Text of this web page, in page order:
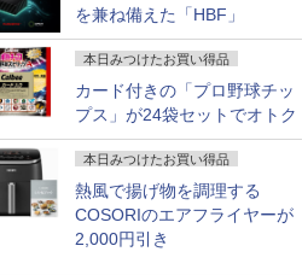
を兼ね備えた「HBF」
本日みつけたお買い得品
カード付きの「プロ野球チッ
プス」が24袋セットでオトク
本日みつけたお買い得品
熱風で揚げ物を調理する
COSORIのエアフライヤーが
2,000円引き